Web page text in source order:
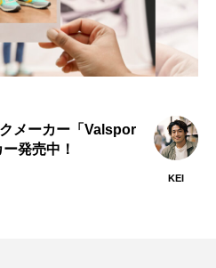
メーカー「Valspor
発売中！
KEI